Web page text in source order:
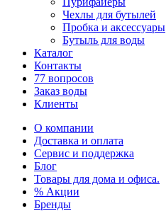
Чехлы для бутылей
Пробка и аксессуары
Бутыль для воды
Каталог
Контакты
77 вопросов
Заказ воды
Клиенты
О компании
Доставка и оплата
Сервис и поддержка
Блог
Товары для дома и офиса.
% Акции
Бренды